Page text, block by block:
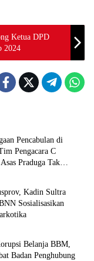
Ketua DPD
2024
Pencabulan di
Pengacara C
Praduga Tak
Kadin Sultra
Sosialisasikan
Belanja BBM,
Badan Penghubung